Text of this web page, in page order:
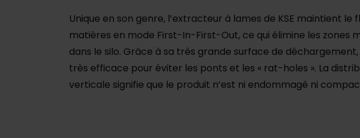
Unique en son genre, l’extracteur à lames de KSE maintient le
matières en mode First-In-First-Out, ce qui élimine les zones
dans le silo. Grâce à sa très grande surface de déchargement,
très efficace pour éviter les ponts et les « rat-holes ». La
verticale signifie que le produit n’est ni endommagé ni